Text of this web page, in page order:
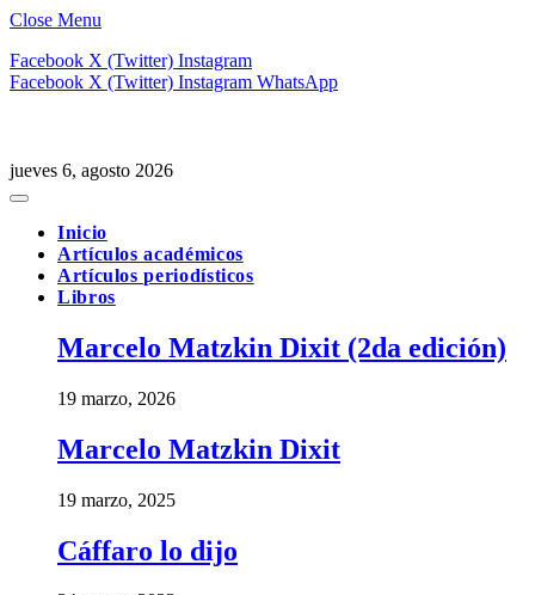
Close Menu
Facebook X (Twitter) Instagram
Facebook X (Twitter) Instagram WhatsApp
jueves 6, agosto 2026
Inicio
Artículos académicos
Artículos periodísticos
Libros
Marcelo Matzkin Dixit (2da edición)
19 marzo, 2026
Marcelo Matzkin Dixit
19 marzo, 2025
Cáffaro lo dijo